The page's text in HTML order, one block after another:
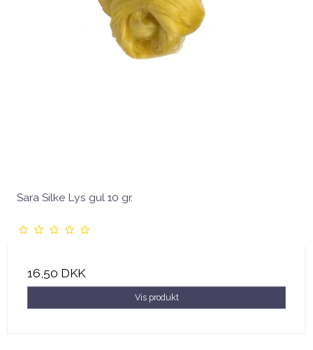
Sara Silke Lys gul 10 gr.
16,50 DKK
Vis produkt